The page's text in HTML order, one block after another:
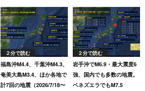
２分で読む
福島沖M4.4、千葉沖M4.3、
奄美大島M3.4、ほか各地で
計7回の地震（2026/7/18〜
２分で読む
岩手沖でM6.9・最大震度6
強、国内でも多数の地震。
ベネズエラでもM7.5